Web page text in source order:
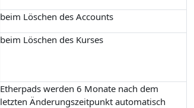
beim Löschen des Accounts
beim Löschen des Kurses
Etherpads werden 6 Monate nach dem
letzten Änderungszeitpunkt automatisch